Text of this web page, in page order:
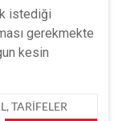
istediği
gerekmekte
kesin
, TARİFELER